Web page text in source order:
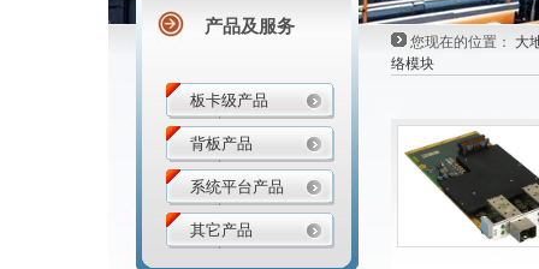
产品及服务
您现在的位置： 大
络模块
板卡级产品
背板产品
系统平台产品
其它产品